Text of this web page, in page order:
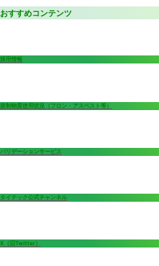
おすすめコンテンツ
採用情報
規制物質使用状況（フロン・アスベスト等）
バリデーションサービス
タイテック公式チャンネル
X（旧Twitter）